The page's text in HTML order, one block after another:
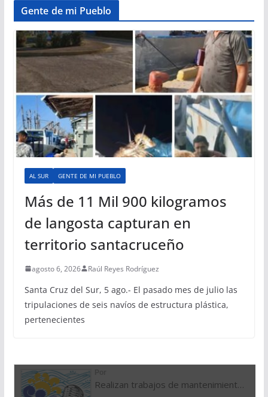
Gente de mi Pueblo
AL SUR GENTE DE MI PUEBLO
Más de 11 Mil 900 kilogramos
de langosta capturan en
territorio santacruceño
agosto 6, 2026 Raúl Reyes Rodríguez
Santa Cruz del Sur, 5 ago.- El pasado mes de julio las
tripulaciones de seis navíos de estructura plástica,
pertenecientes